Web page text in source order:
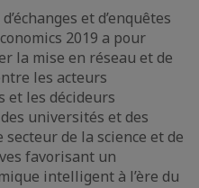
et d’enquêtes
2019 a pour
la mise en réseau et de
les acteurs
et les décideurs
universités et des
de la science et de
favorisant un
intelligent à l’ère du